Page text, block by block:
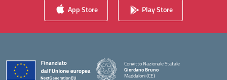
App Store Play Store
Convitto Nazionale Statale
Giordano Bruno
Maddaloni (CE)